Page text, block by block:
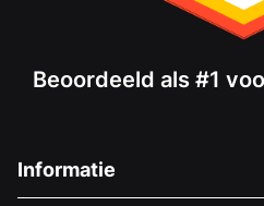
Beoordeeld als #1
Informatie